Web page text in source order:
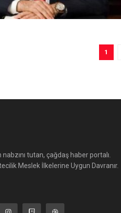
1
nabzını tutan, çağdaş haber portalı.
Meslek İlkelerine Uygun Davranır.